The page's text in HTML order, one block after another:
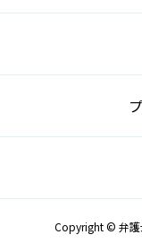
Copyright © 弁護